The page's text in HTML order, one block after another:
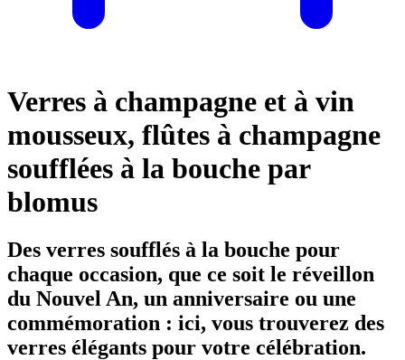
Verres à champagne et à vin
mousseux, flûtes à champagne
soufflées à la bouche par
blomus
Des verres soufflés à la bouche pour
chaque occasion, que ce soit le réveillon
du Nouvel An, un anniversaire ou une
commémoration : ici, vous trouverez des
verres élégants pour votre célébration.